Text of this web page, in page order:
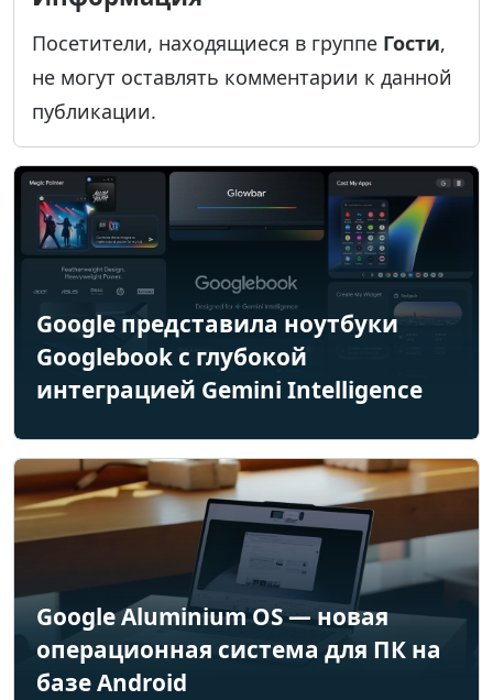
Посетители, находящиеся в группе Гости,
не могут оставлять комментарии к данной
публикации.
Google представила ноутбуки
Googlebook с глубокой
интеграцией Gemini Intelligence
Google Aluminium OS — новая
операционная система для ПК на
базе Android